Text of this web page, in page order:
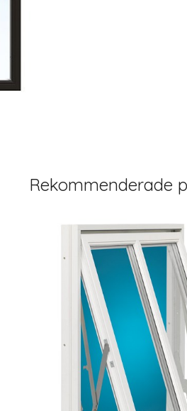
Rekommenderade